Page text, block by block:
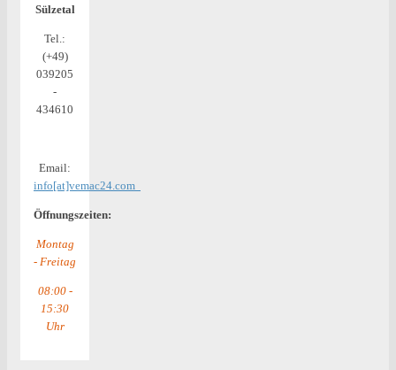
Sülzetal
Tel.:
(+49)
039205
-
434610
Email:
info[at]vemac24.com
Öffnungszeiten:
Montag
- Freitag
08:00 -
15:30
Uhr